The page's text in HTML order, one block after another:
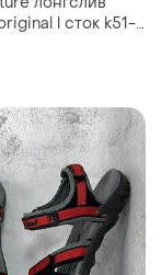
l сток k51-